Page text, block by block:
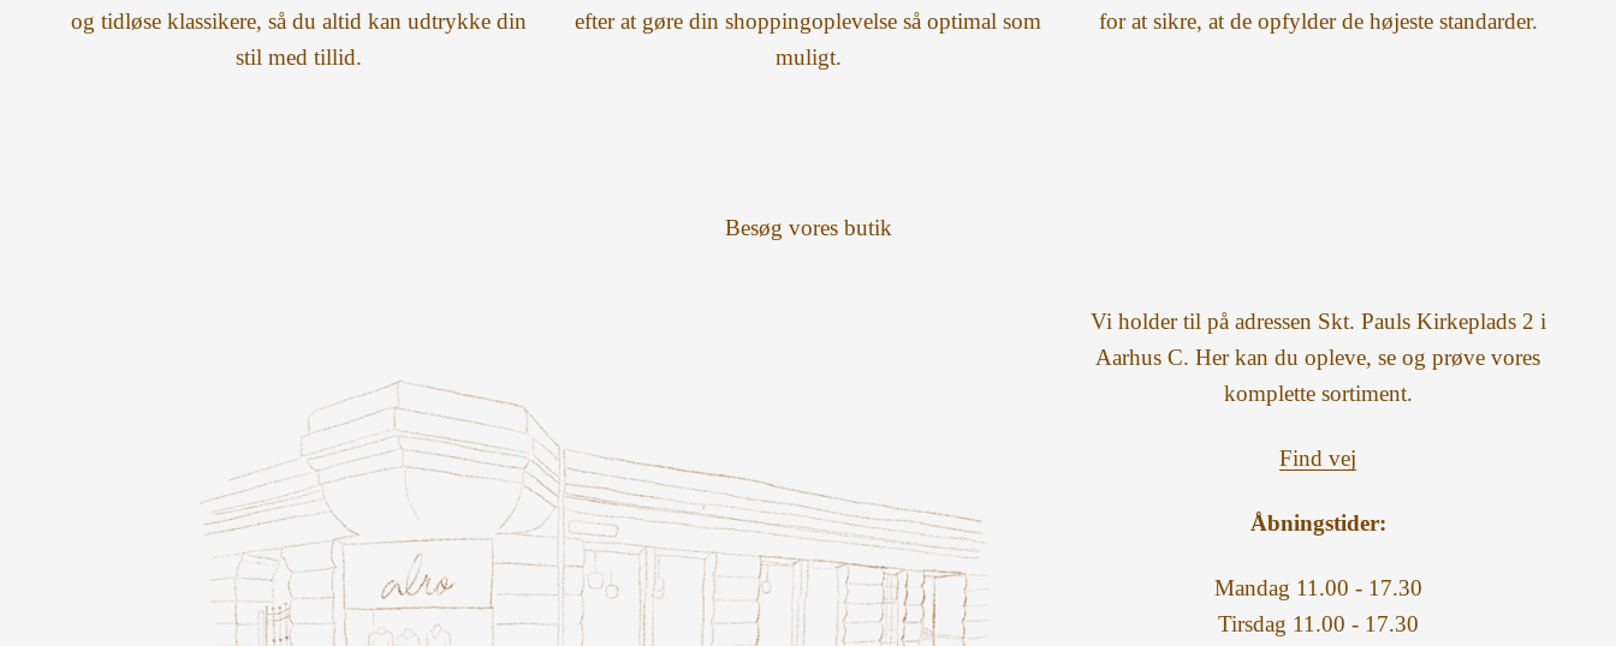
og tidløse klassikere, så du altid kan udtrykke din
stil med tillid.
efter at gøre din shoppingoplevelse så optimal som
muligt.
for at sikre, at de opfylder de højeste standarder.
Vi holder til på adressen Skt. Pauls Kirkeplads 2 i
Aarhus C. Her kan du opleve, se og prøve vores
komplette sortiment.
Find vej
Åbningstider:
Mandag 11.00 - 17.30
Tirsdag 11.00 - 17.30